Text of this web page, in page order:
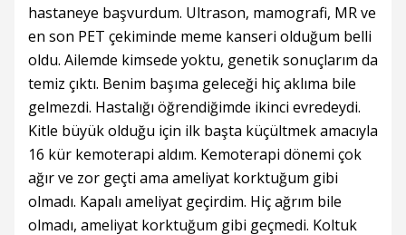
hastaneye başvurdum. Ultrason, mamografi, MR ve
en son PET çekiminde meme kanseri olduğum belli
oldu. Ailemde kimsede yoktu, genetik sonuçlarım da
temiz çıktı. Benim başıma geleceği hiç aklıma bile
gelmezdi. Hastalığı öğrendiğimde ikinci evredeydi.
Kitle büyük olduğu için ilk başta küçültmek amacıyla
16 kür kemoterapi aldım. Kemoterapi dönemi çok
ağır ve zor geçti ama ameliyat korktuğum gibi
olmadı. Kapalı ameliyat geçirdim. Hiç ağrım bile
olmadı, ameliyat korktuğum gibi geçmedi. Koltuk